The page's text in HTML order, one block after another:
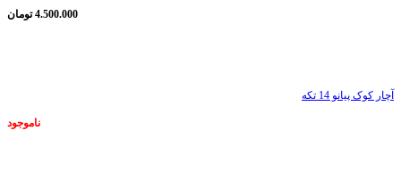
4.500.000 تومان
آچار کوک پیانو 14 تکه
ناموجود